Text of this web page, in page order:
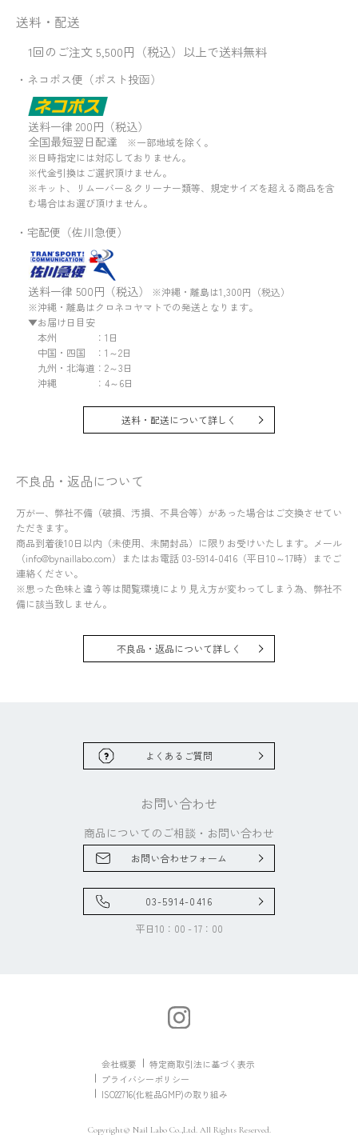
送料・配送
1回のご注文 5,500円（税込）以上で送料無料
・ネコポス便（ポスト投函）
送料一律 200円（税込）
全国最短翌日配達 ※一部地域を除く。
※日時指定には対応しておりません。
※代金引換はご選択頂けません。
※キット、リムーバー＆クリーナー類等、規定サイズを超える商品を含
む場合はお選び頂けません。
・宅配便（佐川急便）
送料一律 500円（税込）
※沖縄・離島は1,300円（税込）
※沖縄・離島はクロネコヤマトでの発送となります。
▼お届け日目安
本州 ：1日
中国・四国 ：1～2日
九州・北海道：2～3日
沖縄 ：4～6日
送料・配送について詳しく
不良品・返品について
万が一、弊社不備（破損、汚損、不具合等）があった場合はご交換させてい
ただきます。
商品到着後10日以内（未使用、未開封品）に限りお受けいたします。メール
（info@bynaillabo.com）またはお電話 03-5914-0416（平日10～17時）までご
連絡ください。
※思った色味と違う等は閲覧環境により見え方が変わってしまう為、弊社不
備に該当致しません。
不良品・返品について詳しく
よくあるご質問
お問い合わせ
商品についてのご相談・ お問い合わせ
お問い合わせフォーム
03-5914-0416
平日10：00 - 17：00
会社概要
特定商取引法に基づく表示
プライバシーポリシー
ISO22716(化粧品GMP)の取り組み
Copyright© Nail Labo Co.,Ltd. All Rights Reserved.